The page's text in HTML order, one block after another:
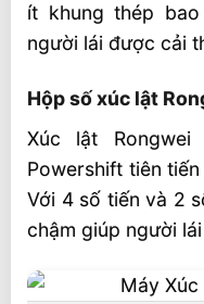
ít khung thép
người lái được cải
Hộp số xúc lật
Xúc lật
Powershift tiên
Với 4 số tiến và 2
chậm giúp người